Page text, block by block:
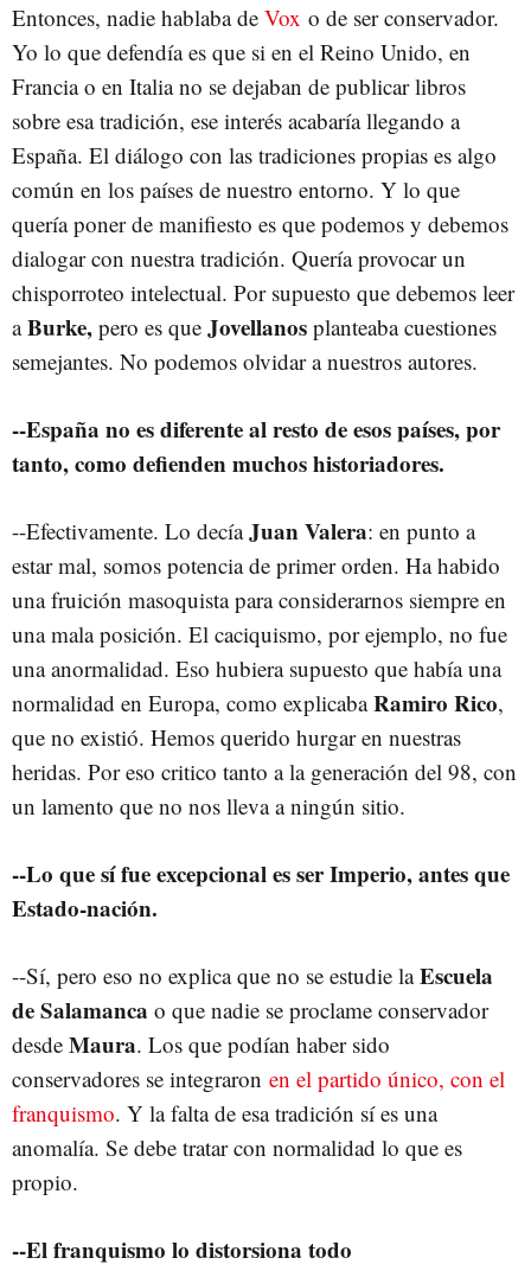
Entonces, nadie hablaba de Vox o de ser conservador.
Yo lo que defendía es que si en el Reino Unido, en
Francia o en Italia no se dejaban de publicar libros
sobre esa tradición, ese interés acabaría llegando a
España. El diálogo con las tradiciones propias es algo
común en los países de nuestro entorno. Y lo que
quería poner de manifiesto es que podemos y debemos
dialogar con nuestra tradición. Quería provocar un
chisporroteo intelectual. Por supuesto que debemos leer
aBurke, pero es que Jovellanos planteaba cuestiones
semejantes. No podemos olvidar a nuestros autores.
--España no es diferente al resto de esos países, por
tanto, como defienden muchos historiadores.
--Efectivamente. Lo decíaJuan Valera: en punto a
estar mal, somos potencia de primer orden. Ha habido
una fruición masoquista para considerarnos siempre en
una mala posición. El caciquismo, por ejemplo, no fue
una anormalidad. Eso hubiera supuesto que había una
normalidad en Europa, como explicabaRamiro Rico,
que no existió. Hemos querido hurgar en nuestras
heridas. Por eso critico tanto a la generación del 98, con
un lamento que no nos lleva a ningún sitio.
--Lo que sí fue excepcional es ser Imperio, antes que
Estado-nación.
--Sí, pero eso no explica que no se estudie laEscuela
de Salamanca o que nadie se proclame conservador
desde Maura. Los que podían haber sido
conservadores se integraron en el partido único, con el
franquismo. Y la falta de esa tradición sí es una
anomalía. Se debe tratar con normalidad lo que es
propio.
--El franquismo lo distorsiona todo